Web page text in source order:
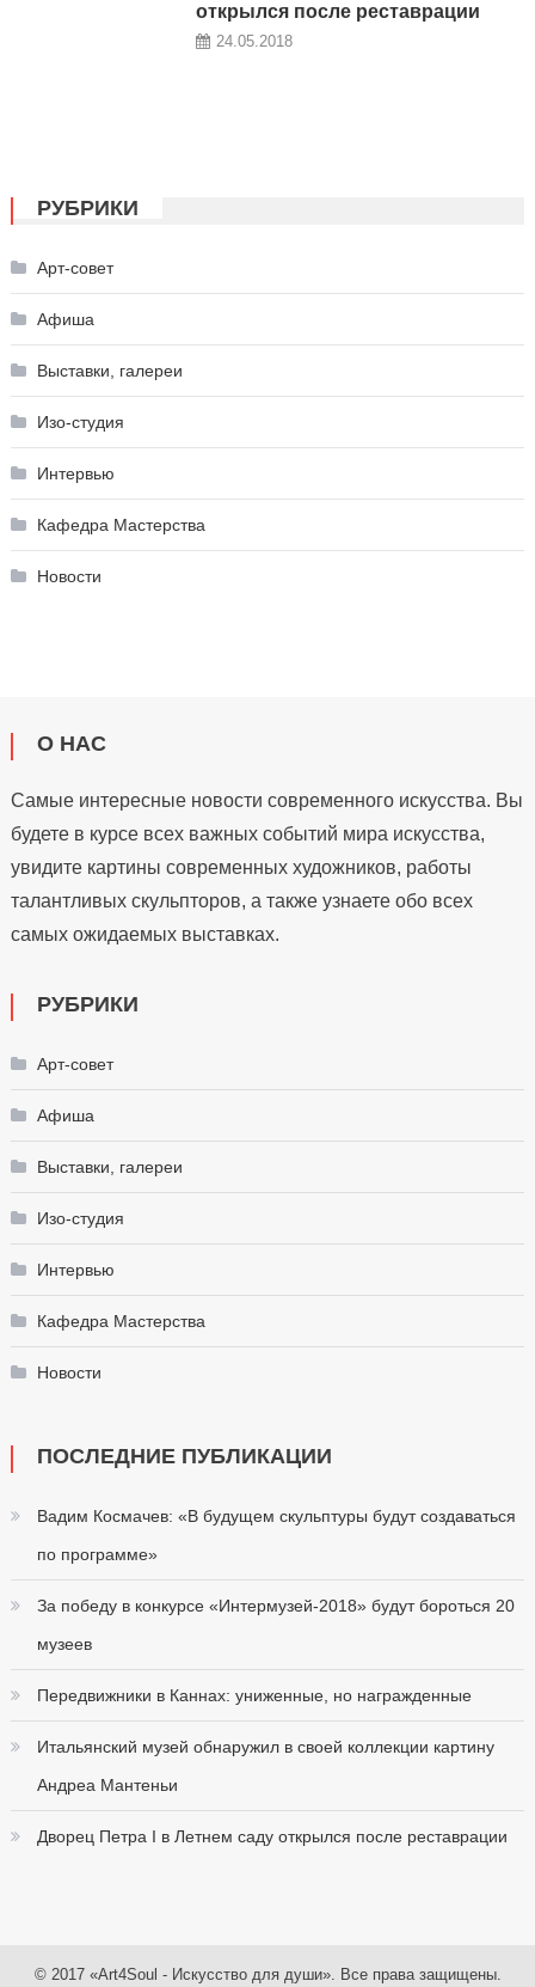
открылся после реставрации
24.05.2018
РУБРИКИ
Арт-совет
Афиша
Выставки, галереи
Изо-студия
Интервью
Кафедра Мастерства
Новости
О НАС
Самые интересные новости современного искусства. Вы
будете в курсе всех важных событий мира искусства,
увидите картины современных художников, работы
талантливых скульпторов, а также узнаете обо всех
самых ожидаемых выставках.
РУБРИКИ
Арт-совет
Афиша
Выставки, галереи
Изо-студия
Интервью
Кафедра Мастерства
Новости
ПОСЛЕДНИЕ ПУБЛИКАЦИИ
Вадим Космачев: «В будущем скульптуры будут создаваться
по программе»
За победу в конкурсе «Интермузей-2018» будут бороться 20
музеев
Передвижники в Каннах: униженные, но награжденные
Итальянский музей обнаружил в своей коллекции картину
Андреа Мантеньи
Дворец Петра I в Летнем саду открылся после реставрации
© 2017 «Art4Soul - Искусство для души». Все права защищены.